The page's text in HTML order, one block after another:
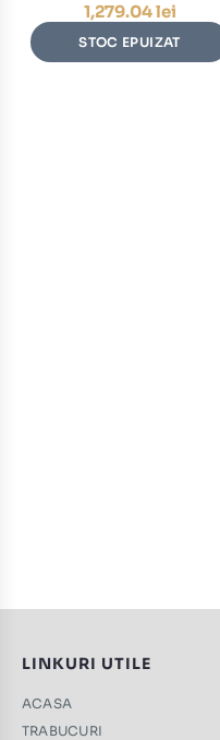
1,279.04lei
STOC EPUIZAT
LINKURI UTILE
ACASA
TRABUCURI